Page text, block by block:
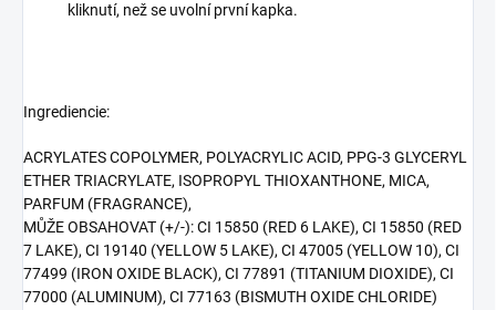
kliknutí, než se uvolní první kapka.
Ingrediencie:
ACRYLATES COPOLYMER, POLYACRYLIC ACID, PPG-3 GLYCERYL
ETHER TRIACRYLATE, ISOPROPYL THIOXANTHONE, MICA,
PARFUM (FRAGRANCE),
MŮŽE OBSAHOVAT (+/-): CI 15850 (RED 6 LAKE), CI 15850 (RED
7 LAKE), CI 19140 (YELLOW 5 LAKE), CI 47005 (YELLOW 10), CI
77499 (IRON OXIDE BLACK), CI 77891 (TITANIUM DIOXIDE), CI
77000 (ALUMINUM), CI 77163 (BISMUTH OXIDE CHLORIDE)